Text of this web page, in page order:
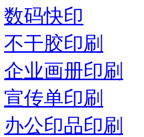
数码快印
不干胶印刷
企业画册印刷
宣传单印刷
办公印品印刷